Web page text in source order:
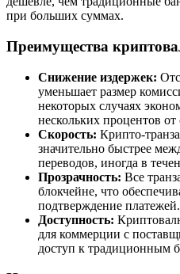
при больших суммах.
Преимущества
Снижение издержек:
уменьшает размер
некоторых случаях
нескольких процентов
Скорость: Крипто-
значительно быстрее
переводов, иногда в
Прозрачность: Все
блокчейне, что
подтверждение платежей.
Доступность:
для коммерции с
доступ к традиционным